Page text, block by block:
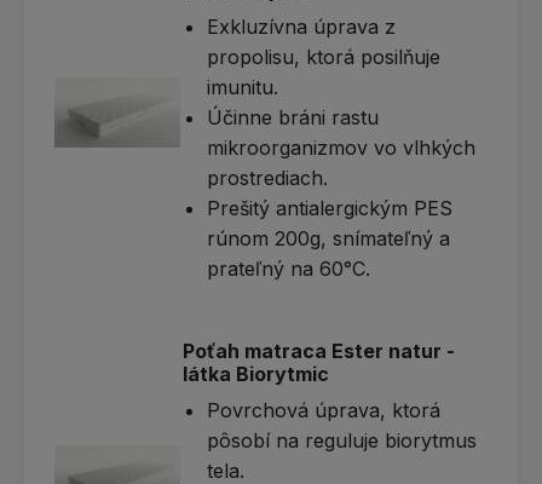
Exkluzívna úprava z
propolisu, ktorá posilňuje
imunitu.
Účinne bráni rastu
mikroorganizmov vo vlhkých
prostrediach.
Prešitý antialergickým PES
rúnom 200g, snímateľný a
prateľný na 60°C.
Poťah matraca Ester natur -
látka Biorytmic
Povrchová úprava, ktorá
pôsobí na reguluje biorytmus
tela.